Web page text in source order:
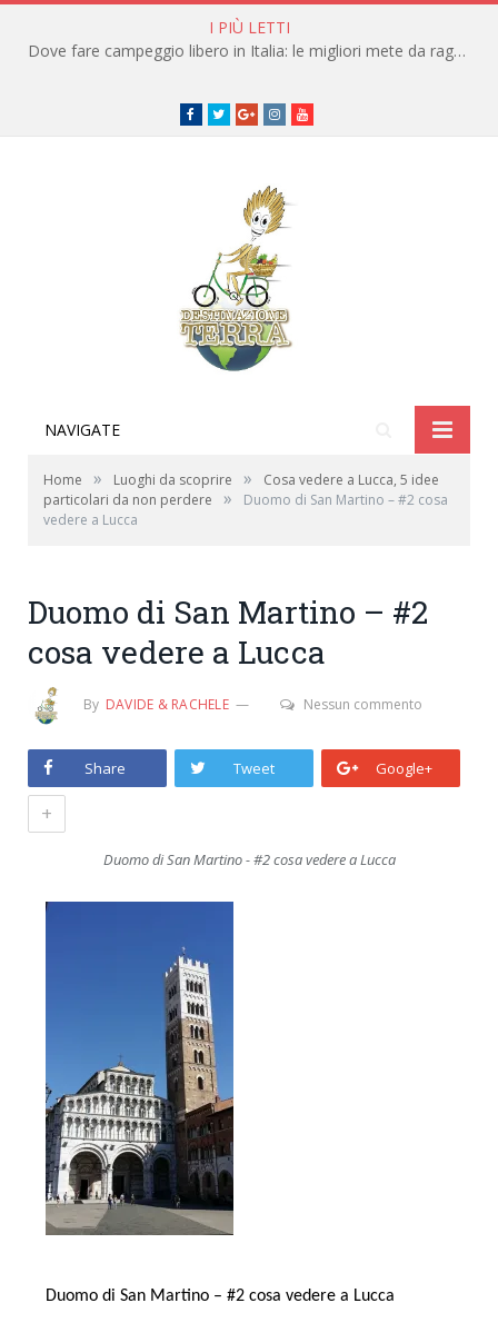
I PIÙ LETTI
Dove fare campeggio libero in Italia: le migliori mete da raggiungere in traghetto
Facebook
TwitterGoogle+instagramyoutube
NAVIGATE
Home » Luoghi da scoprire »
Cosa vedere a Lucca, 5 idee
particolari da non perdere
»
Duomo di San Martino – #2 cosa
vedere a Lucca
Duomo di San Martino – #2
cosa vedere a Lucca
By DAVIDE & RACHELE Nessun commento
Share Tweet Google+
+
Duomo di San Martino - #2 cosa vedere a Lucca
Duomo di San Martino – #2 cosa vedere a Lucca